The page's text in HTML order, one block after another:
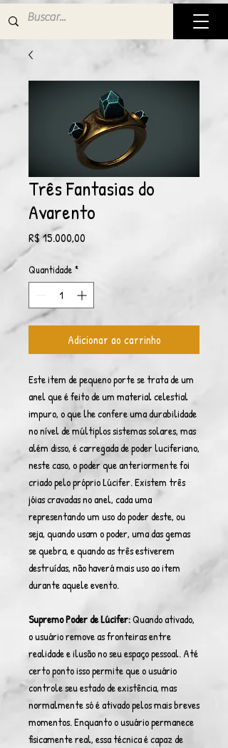
Três Fantasias do
Avarento
R$ 15.000,00
Quantidade *
Adicionar ao carrinho
Este item de pequeno porte se trata de um
anel que é feito de um material celestial
impuro, o que lhe confere uma durabilidade
no nível de múltiplos sistemas solares, mas
além disso, é carregada de poder luciferiano,
neste caso, o poder que anteriormente foi
criado pelo próprio Lúcifer. Existem três
jóias cravadas no anel, cada uma
representando um uso do poder deste, ou
seja, quando usam o poder, uma das gemas
se quebra, e quando as três estiverem
destruídas, não haverá mais uso ao item
durante aquele evento.
Supremo Poder de Lúcifer:Quando ativado,
o usuário remove as fronteiras entre
realidade e ilusão no seu espaço pessoal. Até
certo ponto isso permite que o usuário
controle seu estado de existência, mas
normalmente só é ativado pelos mais breves
momentos. Enquanto o usuário permanece
fisicamente real, essa técnica é capaz de